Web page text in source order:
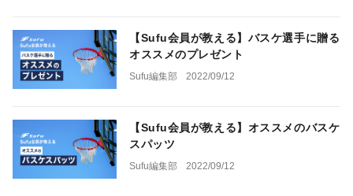
【Sufu会員が教える】バスケ選手に贈る
オススメのプレゼント
Sufu編集部 2022/09/12
【Sufu会員が教える】オススメのバスケ
スパッツ
Sufu編集部 2022/09/12